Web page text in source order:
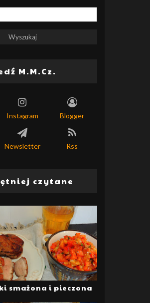
M.M.Cz.
Instagram Blogger
Newsletter Rss
czytane
smażona i pieczona